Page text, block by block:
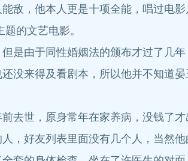
，他本人更是十项全能，唱过电
的文艺电影。
由于同性婚姻法的颁布才过了几年
来得及看剧本，所以他并不知道
世，原身常年在家养病，没钱了
，好友列表里面没有几个人，当然他